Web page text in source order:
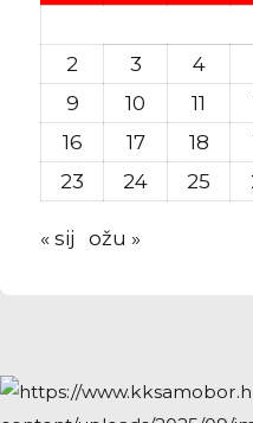
2
3 4
9
10 11
16
17 18
23
24 25
« sij ožu »